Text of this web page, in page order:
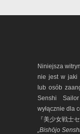
Niniejsza
nie jest w jaki
lub osób
Senshi
wyłącznie dla
『美少女戦士
„Bishōjo